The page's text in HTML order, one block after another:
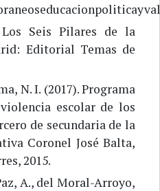
Los Seis Pilares de la
Editorial Temas de
N. I. (2017). Programa
escolar de los
de secundaria de la
Coronel José Balta,
2015.
A., del Moral-Arroyo,